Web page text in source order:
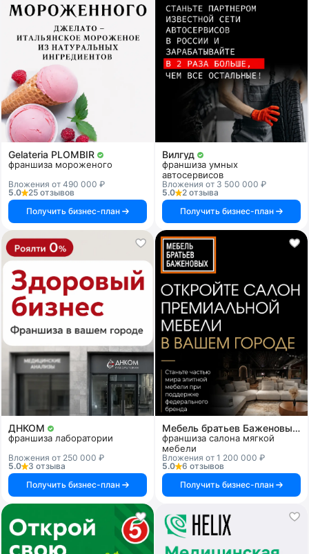
Gelateria PLOMBIR
франшиза мороженого
Вложения от 490 000 ₽
5.0
25 отзывов
Получить бизнес-план
Вилгуд
франшиза умных
автосервисов
Вложения от 3 500 000 ₽
5.0
2 отзыва
Получить бизнес-план
ДНКОМ
франшиза лаборатории
Вложения от 250 000 ₽
5.0
3 отзыва
Получить бизнес-план
Мебель братьев Баженовых
франшиза салона мягкой
мебели
Вложения от 1 200 000 ₽
5.0
6 отзывов
Получить бизнес-план